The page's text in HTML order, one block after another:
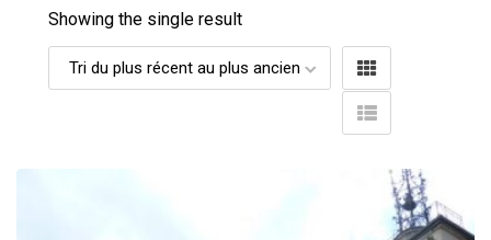
Showing the single result